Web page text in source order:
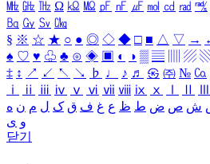
㎒ ㎓ ㎔ Ω ㏀ ㏁ ㎊ ㎋ ㎌ ㏖ ㏅ ㎭ ㎮
㏃ ㏉ ㏜ ㏆
§ ※ ☆ ★ ○ ● ◎ ◇ ◆ □ ■ △ ▽ →
♠ ♡ ♥ ♧ ♣ ⊙ ◈ ▣ ◐ ◑ ▒ ▤ ▨
‡ ↕ ↗ ↙ ↖ ↘ ♭ ♩ ♪ ♬ ㉿ ㈜ № ㏇
ⅰ
ⅱ ⅲ ⅳ ⅴ ⅵ ⅶ ⅷ ⅸ ⅹ
ش ص ض ط ظ ع غ ف ق ک ل م ن ه
و ی
닫기